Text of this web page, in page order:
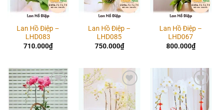
Lan Hồ Điệp –
LHD083
710.000₫
Lan Hồ Điệp –
LHD085
750.000₫
Lan Hồ Điệp –
LHD067
800.000₫
Add to
wishlist
Add to
wishlist
Add to
wishlist